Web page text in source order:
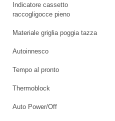
Indicatore cassetto
raccogligocce pieno
Materiale griglia poggia tazza
Autoinnesco
Tempo al pronto
Thermoblock
Auto Power/Off